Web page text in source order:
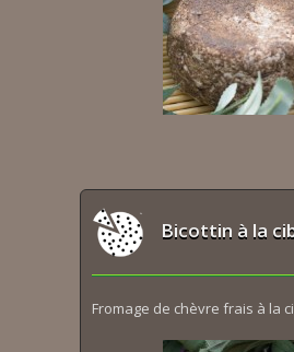
Bicottin à la
Fromage de chèvre frais à la